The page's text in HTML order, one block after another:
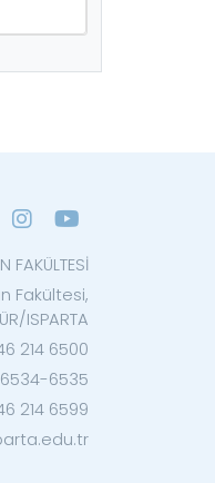
FAKÜLTESİ
Fakültesi,
ISPARTA
214 6500
6535
214 6599